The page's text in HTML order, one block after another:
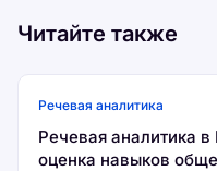
Читайте также
Речевая аналитика
Речевая аналитика
оценка навыков